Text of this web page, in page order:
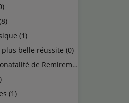
(1)
plus belle réussite (0)
de Remiremont (0)
(1)